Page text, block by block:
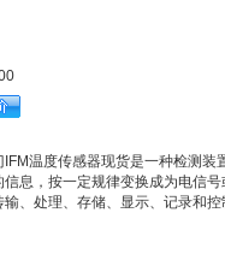
IFM温度传感器现货是一种检测装
信息，按一定规律变换成为电信
输、处理、存储、显示、记录和控